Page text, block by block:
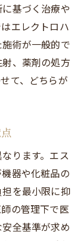
基づく治療や
エレクトロハ
術が一般的で
、薬剤の処方
て、どちらが
ります。エス
器や化粧品の
を最小限に抑
の管理下で医
全基準が求め